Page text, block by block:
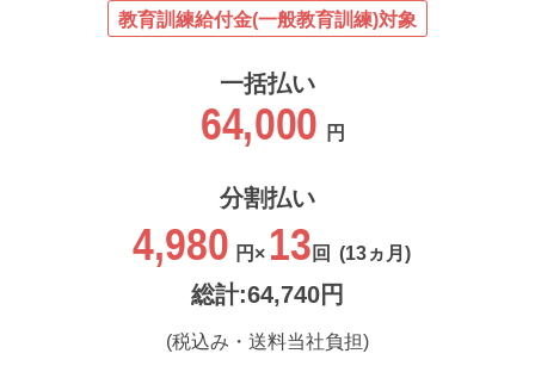
教育訓練給付金(一般教育訓練)対象
一括払い
64,000 円
分割払い
4,980 円× 13 回 (13ヵ月)
総計:64,740円
(税込み・送料当社負担)